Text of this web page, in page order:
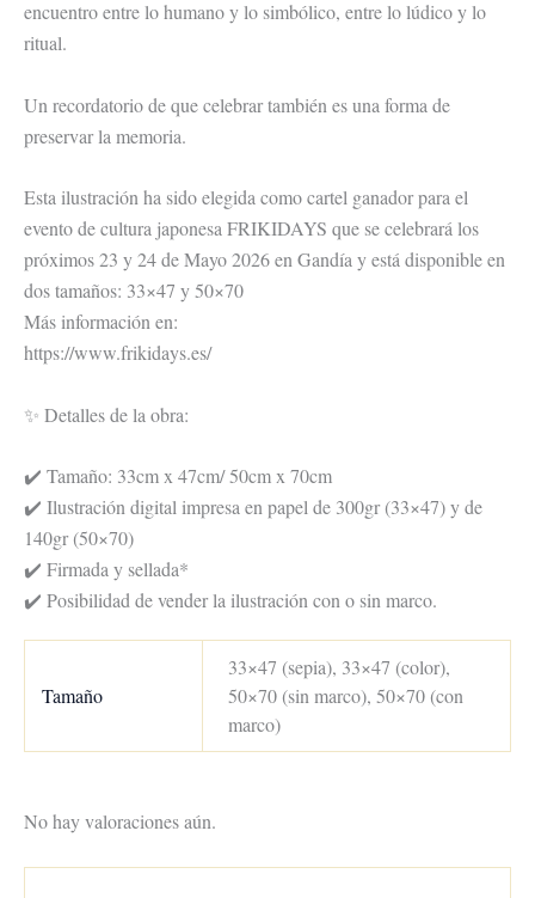
encuentro entre lo humano y lo simbólico, entre lo lúdico y lo
ritual.
Un recordatorio de que celebrar también es una forma de
preservar la memoria.
Esta ilustración ha sido elegida como cartel ganador para el
evento de cultura japonesa FRIKIDAYS que se celebrará los
próximos 23 y 24 de Mayo 2026 en Gandía y está disponible en
dos tamaños: 33×47 y 50×70
Más información en:
https://www.frikidays.es/
✨ Detalles de la obra:
✔️ Tamaño: 33cm x 47cm/ 50cm x 70cm
✔️ Ilustración digital impresa en papel de 300gr (33×47) y de
140gr (50×70)
✔️ Firmada y sellada*
✔️ Posibilidad de vender la ilustración con o sin marco.
Tamaño
33×47 (sepia), 33×47 (color),
50×70 (sin marco), 50×70 (con
marco)
No hay valoraciones aún.